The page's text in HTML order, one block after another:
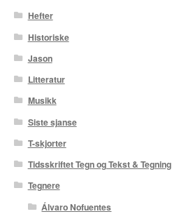
Hefter
Historiske
Jason
Litteratur
Musikk
Siste sjanse
T-skjorter
Tidsskriftet Tegn og Tekst & Tegning
Tegnere
Álvaro Nofuentes